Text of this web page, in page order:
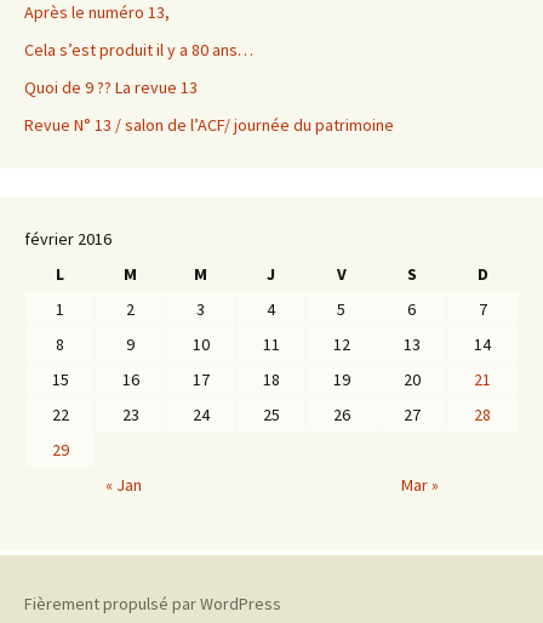
Après le numéro 13,
Cela s’est produit il y a 80 ans…
Quoi de 9 ?? La revue 13
Revue N° 13 / salon de l’ACF/ journée du patrimoine
février 2016
L
M M J V S
D
1
2 3 4 5 6
7
8
9 10 11 12 13
14
15
16 17 18 19 20
21
22
23 24 25 26 27
28
29
« Jan
Mar »
Fièrement propulsé par WordPress